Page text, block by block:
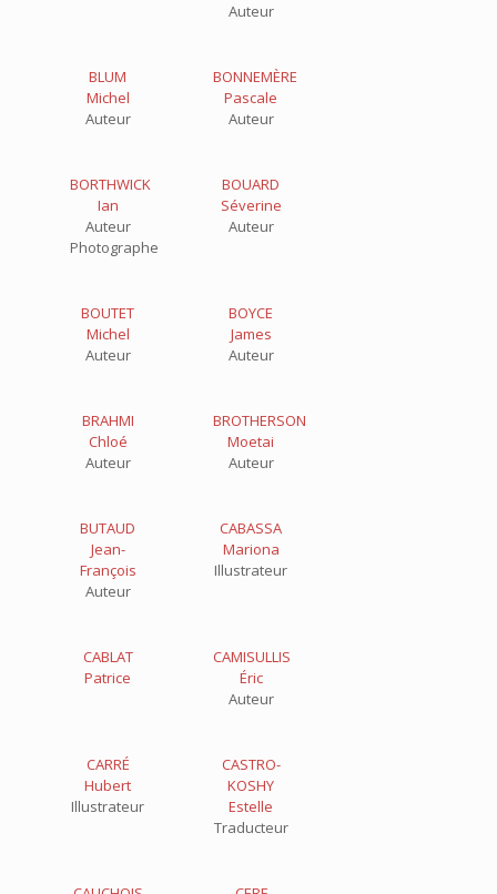
Auteur
BLUM
Michel
Auteur
BONNEMÈRE
Pascale
Auteur
BORTHWICK
Ian
Auteur
Photographe
BOUARD
Séverine
Auteur
BOUTET
Michel
Auteur
BOYCE
James
Auteur
BRAHMI
Chloé
Auteur
BROTHERSON
Moetai
Auteur
BUTAUD
Jean-
François
Auteur
CABASSA
Mariona
Illustrateur
CABLAT
Patrice
CAMISULLIS
Éric
Auteur
CARRÉ
Hubert
Illustrateur
CASTRO-
KOSHY
Estelle
Traducteur